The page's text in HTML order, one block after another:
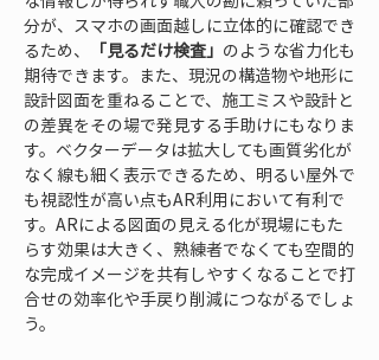
分が、スマホの画面越しに立体的に確認でき
るため、
「見るだけ検査」 のような省力化も
期待できます。また、現況の構造物や地形に
設計図面を重ねることで、施工ミスや設計と
の差異をその場で発見する手助けにもなりま
す。ベクターデータは拡大しても画質劣化が
なく線も細く表示できるため、明るい屋外で
も視認性が高い点もAR利用において有利で
す。ARによる図面の見える化が現場にもた
らす効果は大きく、熟練者でなくても空間的
な完成イメージを共有しやすくなることで打
合せの効率化や手戻り削減につながるでしょ
う。